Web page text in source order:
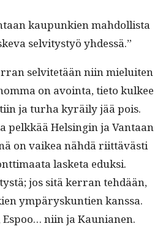
kaupunkien mah­dol­lista
selvi­tystyö yhdessä.”
selvitetään niin mieluiten
on avoin­ta, tieto kul­kee
ja turha kyräi­ly jää pois.
pelkkää Helsin­gin ja Van­taan
on vaikea nähdä riit­tävästi
las­ke­ta eduksi.
jos sitä ker­ran tehdään,
ympäryskun­tien kanssa.
Espoo… niin ja Kau­ni­a­nen.